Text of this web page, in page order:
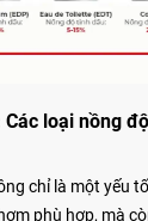
loại nồng
chỉ là một yếu
phù hợp, mà